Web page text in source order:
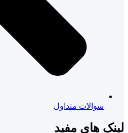
سوالات متداول
لینک های مفید